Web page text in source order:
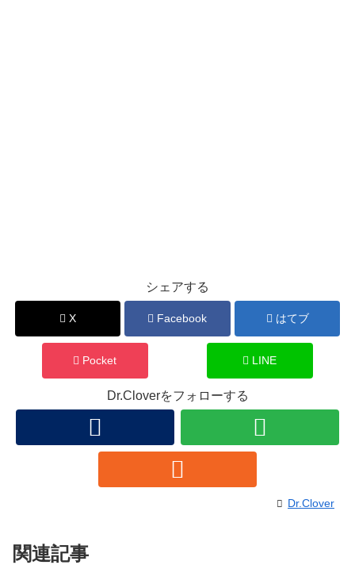
シェアする
X Facebook はてブ
Pocket LINE
Dr.Cloverをフォローする
Dr.Clover
関連記事